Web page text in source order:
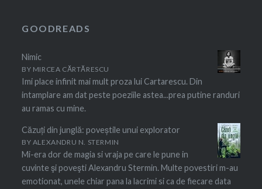
GOODREADS
Nimic
BY MIRCEA CĂRTĂRESCU
Imi place infinit mai mult proza lui Cartarescu. Din
intamplare am dat peste poeziile astea...prea putine randuri
au ramas cu mine.
Căzuți din junglă: poveștile unui explorator
BY ALEXANDRU N. STERMIN
Mi-era dor de magia si vraja pe care le pune in
cuvinte şi poveşti Alexandru Stermin. Multe povestiri m-au
emotionat, unele chiar pana la lacrimi si ca de fiecare data